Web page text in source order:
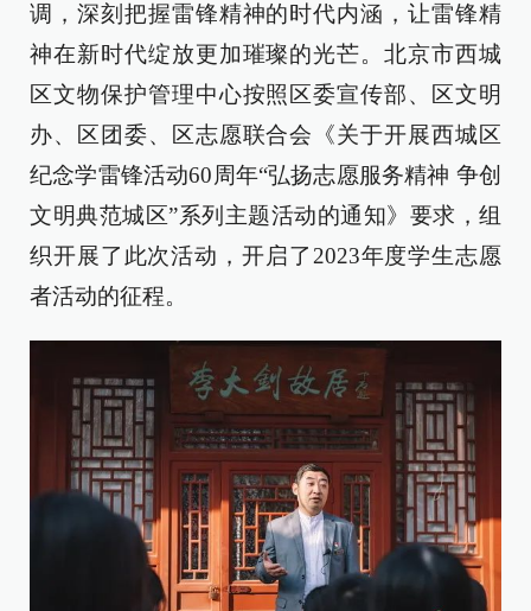
调，深刻把握雷锋精神的时代内涵，让雷锋精
神在新时代绽放更加璀璨的光芒。北京市西城
区文物保护管理中心按照区委宣传部、区文明
办、区团委、区志愿联合会《关于开展西城区
纪念学雷锋活动60周年“弘扬志愿服务精神 争创
文明典范城区”系列主题活动的通知》要求，组
织开展了此次活动，开启了2023年度学生志愿
者活动的征程。